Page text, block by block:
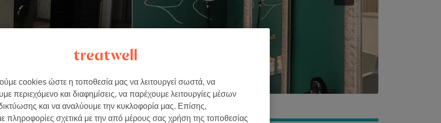
cookies ώστε η τοποθεσία μας να λειτουργεί σωστά, να
περιεχόμενο και διαφημίσεις, να παρέχουμε λειτουργίες μέσων
και να αναλύουμε την κυκλοφορία μας. Επίσης,
πληροφορίες σχετικά με την από μέρους σας χρήση της τοποθεσίας